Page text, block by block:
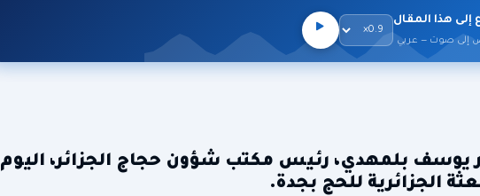
إلى هذا المقال
إلى صوت — عربي
يوسف بلمهدي، رئيس مكتب شؤون حجاج الجزائر، اليوم
الجزائرية للحج بجدة.